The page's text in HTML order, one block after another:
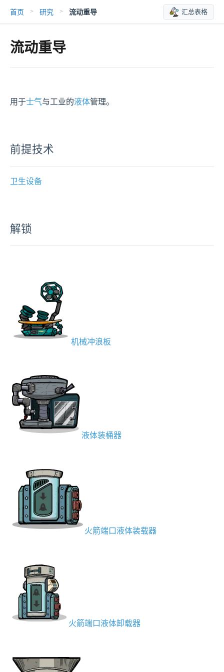
首页 > 研究 > 流动重导 汇总表格
流动重导
用于士气与工业的液体管理。
前提技术
卫生设备
解锁
机械冲浪板
液体装桶器
火箭端口液体装载器
火箭端口液体卸载器